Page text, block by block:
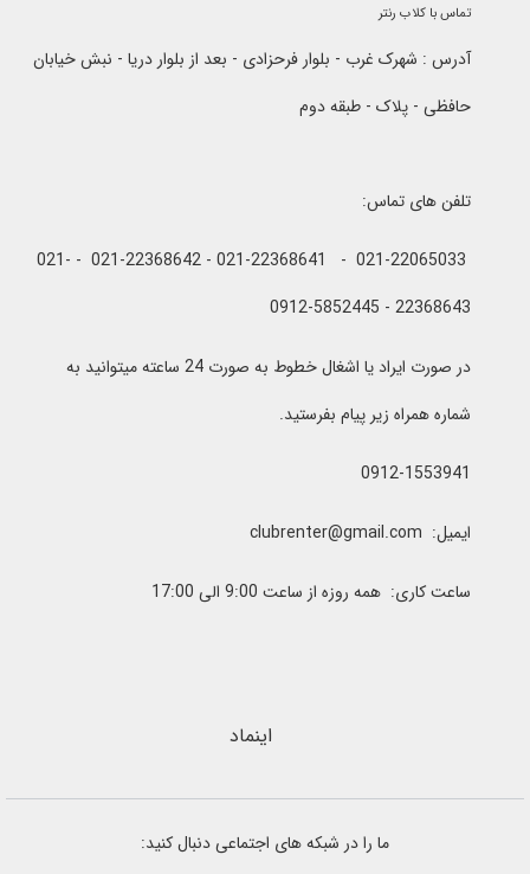
تماس با کلاب رنتر
آدرس : شهرک غرب - بلوار فرحزادی - بعد از بلوار دریا - نبش خیابان
حافظی - پلاک - طبقه دوم
تلفن های تماس:
021-22065033 - 021-22368641 - 021-22368642 - 021-
22368643 - 0912-5852445
در صورت ایراد یا اشغال خطوط به صورت 24 ساعته میتوانید به
شماره همراه زیر پیام بفرستید.
0912-1553941
ایمیل: clubrenter@gmail.com
ساعت کاری: همه روزه از ساعت 9:00 الی 17:00
اینماد
ما را در شبکه های اجتماعی دنبال کنید: